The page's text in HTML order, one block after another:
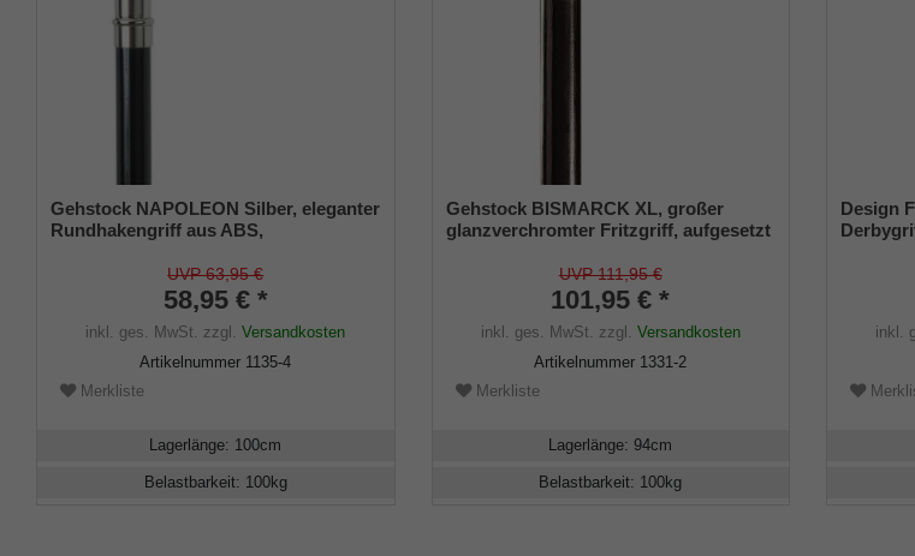
Gehstock NAPOLEON Silber, eleganter
Rundhakengriff aus ABS,
Stock aus schwarz lackiertem
Buchenholz, inklusiv Schlankpuffer.
UVP 63,95 €
58,95 € *
inkl. ges. MwSt. zzgl.Versandkosten
Artikelnummer 1135-4
Merkliste
Lagerlänge: 100cm
Belastbarkeit: 100kg
Gehstock BISMARCK XL, großer
glanzverchromter Fritzgriff, aufgesetzt
seidenmatt-schwarz lackiert, inklusiv
Schlankpuffer.
UVP 111,95 €
101,95 € *
inkl. ges. MwSt. zzgl. Versandkosten
Artikelnummer 1331-2
Merkliste
Lagerlänge:94cm
Belastbarkeit: 100kg
Design
Herren
inkl.